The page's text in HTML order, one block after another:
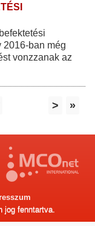
2016-ban még
vonzzanak az
> »
jog fenntartva.